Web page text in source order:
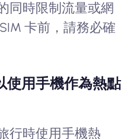
同時限制流量或網
卡前，請務必確
使用手機作為熱點
行時使用手機熱